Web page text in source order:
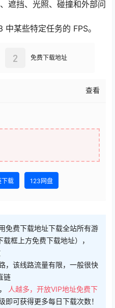
遮挡、光照、碰撞和外部问
某些特定任务的 FPS。
免费下载地址
2
查看
下载 123网盘
免费下载地址下载全站所有游
框上方免费下载地址），
，该线路流量有限，一般很快
链
人越多，开放VIP地址免费下
即可获得更多每日下载次数！